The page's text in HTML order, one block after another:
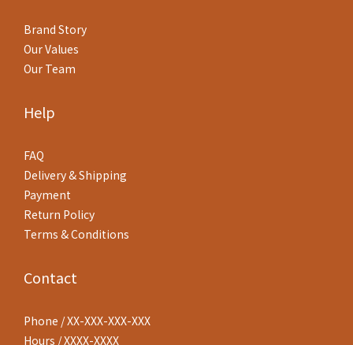
Brand Story
Our Values
Our Team
Help
FAQ
Delivery & Shipping
Payment
Return Policy
Terms & Conditions
Contact
Phone / XX-XXX-XXX-XXX
Hours / XXXX-XXXX